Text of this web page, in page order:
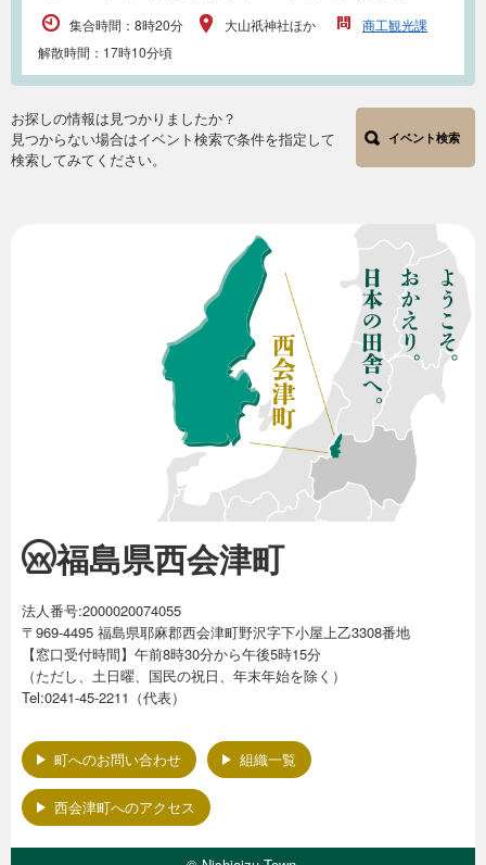
集合時間：8時20分
解散時間：17時10分頃
大山祇神社ほか 商工観光課
お探しの情報は見つかりましたか？
見つからない場合はイベント検索で条件を指定して
検索してみてください。
イベント検索
福島県西会津町
法人番号:2000020074055
〒969-4495 福島県耶麻郡西会津町野沢字下小屋上乙3308番地
【窓口受付時間】午前8時30分から午後5時15分
（ただし、土日曜、国民の祝日、年末年始を除く）
Tel:0241-45-2211（代表）
町へのお問い合わせ 組織一覧
西会津町へのアクセス